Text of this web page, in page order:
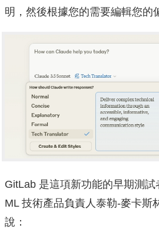
明，然後根據您的需要編輯您的
GitLab 是這項新功能的早期測試
ML 技術產品負責人泰勒-麥卡斯
說：